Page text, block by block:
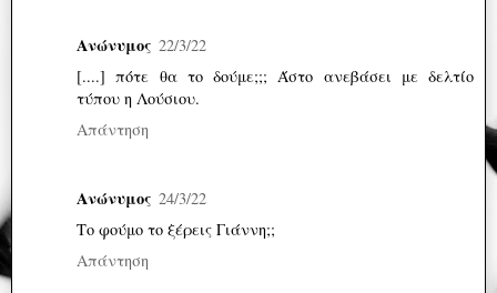
Ανώνυμος 22/3/22
[....] πότε θα το δούμε;;; Άστο ανεβάσει με δελτίο
τύπου η Λούσιου.
Απάντηση
Ανώνυμος 24/3/22
Το φούμο το ξέρεις Γιάννη;;
Απάντηση